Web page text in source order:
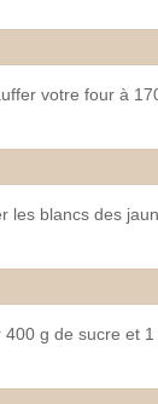
votre four à
les blancs des
400 g de sucre et